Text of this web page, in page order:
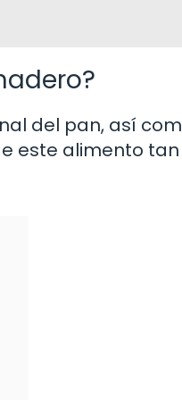
del pan, así
este alimento tan